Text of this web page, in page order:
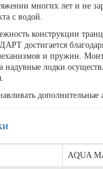
многих лет и не
с водой.
конструкции
достигается
и пружин.
надувные лодки
дополнительные
AQUA